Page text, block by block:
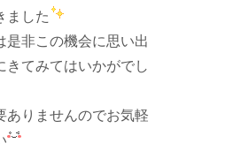
ました
是非この機会に思い出
きてみてはいかがでし
ありませんのでお気軽